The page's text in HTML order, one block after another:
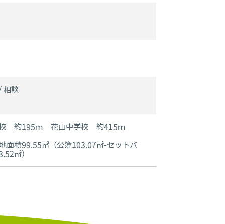
相談
校 約195ｍ 花山中学校 約415ｍ
面積99.55㎡（公簿103.07㎡-セットバ
㎡）